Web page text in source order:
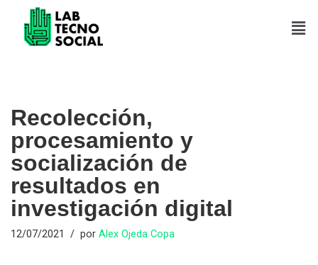
Saltar
Recolección,
procesamiento y
socialización de
resultados en
investigación digital
12/07/2021 por Alex Ojeda Copa